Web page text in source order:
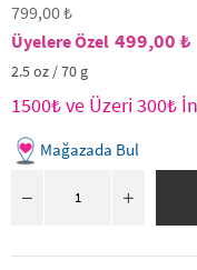
799,00 ₺
499,00 ₺
2.5 oz / 70 g
1500₺ ve Üzeri 300₺
Mağazada Bul